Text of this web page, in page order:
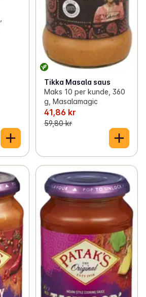
Tikka Masala saus
Maks 10 per kunde, 360
g, Masalamagic
41,86 kr
59,80 kr